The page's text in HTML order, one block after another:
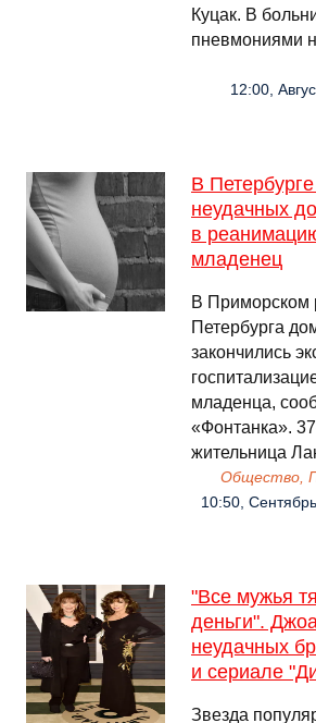
Куцак. В
пневмониями
12:00,
В
неудачных
в
младенец
В Приморском
Петербурга
закончились
младенца,
«Фонтанка».
жительница
Общество,
10:50,
"Все мужья
деньги".
неудачных
и сериале
Звезда